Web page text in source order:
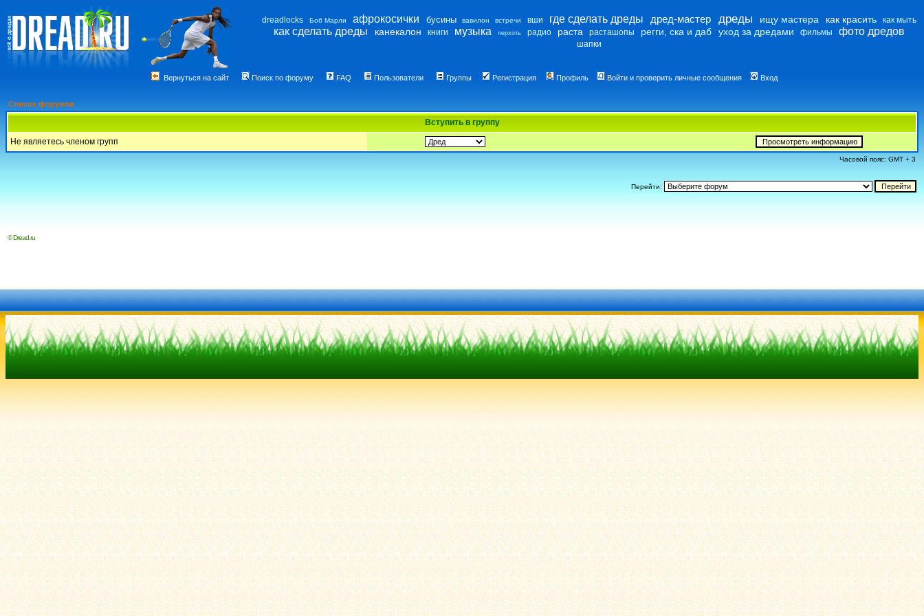
dreadlocks Боб Марли афрокосички бусины вавилон встречи вши где сделать дреды дред-мастер дреды ищу мастера как красить как мыть
как сделать дреды канекалон книги музыка перхоть радио раста расташопы регги, ска и даб уход за дредами фильмы фото дредов
шапки
Вернуться на сайт Поиск по форуму FAQ Пользователи Группы Регистрация Профиль Войти и проверить личные сообщения Вход
Список форумов
Вступить в группу
Не являетесь членом групп
Часовой пояс: GMT + 3
Перейти:
© Dread.ru